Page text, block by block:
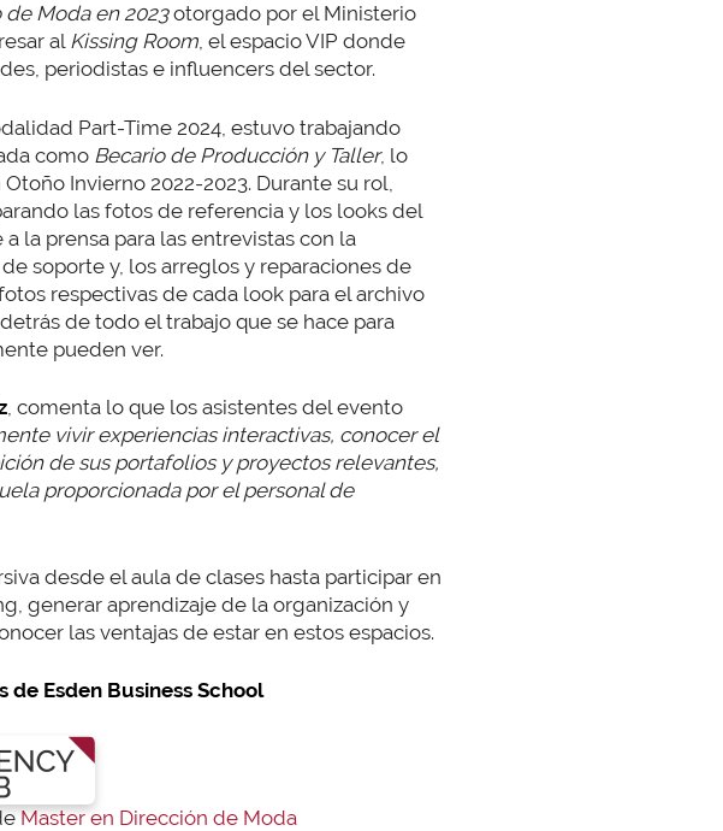
Moda en 2023otorgado por el Ministerio
al Kissing Room, el espacio VIP donde
periodistas e influencers del sector.
Part-Time 2024, estuvo trabajando
como Becario de Producción y Taller, lo
Invierno 2022-2023. Durante su rol,
las fotos de referencia y los looks del
la prensa para las entrevistas con la
soporte y, los arreglos y reparaciones de
respectivas de cada look para el archivo
de todo el trabajo que se hace para
pueden ver.
, comenta lo que los asistentes del evento
vivir experiencias interactivas, conocer el
de sus portafolios y proyectos relevantes,
proporcionada por el personal de
desde el aula de clases hasta participar en
generar aprendizaje de la organización y
las ventajas de estar en estos espacios.
Esden Business School
Master en Dirección de Moda